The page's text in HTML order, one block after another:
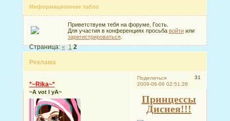
Информационное табло
Приветствуем тебя на форуме, Гость.
Для участия в конференциях просьба войтиили
зарегистрироваться.
Реклама
Страница:« 1 2
Поделиться
31
2009-06-06 02:51:28
*~Rika~*
~A vot I yA~
Принцессы
Диснея!!!